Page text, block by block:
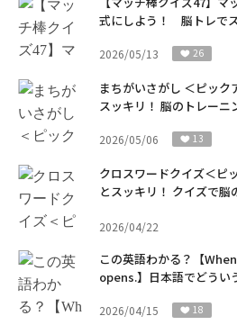
式にしよう！ 脳トレで
2026/05/13 26
まちがいさがし ＜ピック
スッキリ！ 脳のトレーニ
2026/05/06 13
クロスワードクイズ＜ピ
とスッキリ！ クイズで脳
2026/04/22
この英語わかる？【
opens.】日本語でどうい
2026/04/15 18